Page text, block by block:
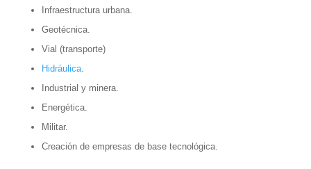
Infraestructura urbana.
Geotécnica.
Vial (transporte)
Hidráulica.
Industrial y minera.
Energética.
Militar.
Creación de empresas de base tecnológica.